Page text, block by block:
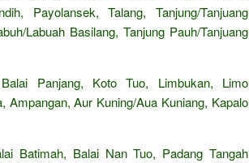
Payolansek, Talang, Tanjung/Tanjuang
Labuah Basilang, Tanjung Pauh/Tanjuang
Panjang, Koto Tuo, Limbukan, Limo
Ampangan, Aur Kuning/Aua Kuniang, Kapalo
Batimah, Balai Nan Tuo, Padang Tangah